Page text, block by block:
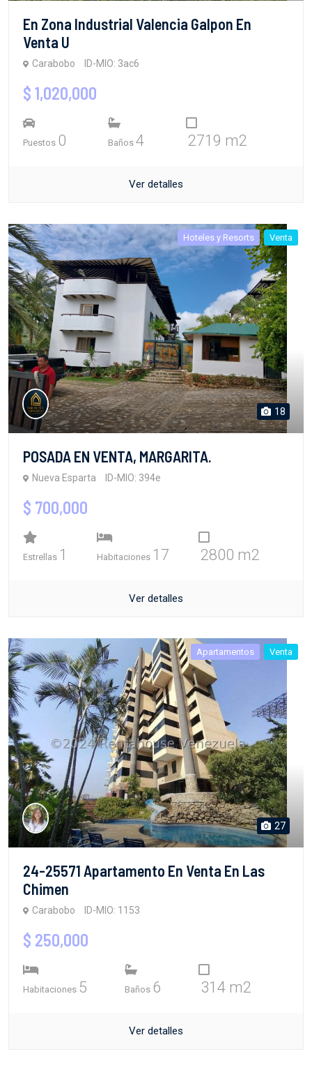
En Zona Industrial Valencia Galpon En
Venta U
Carabobo ID-MIO: 3ac6
$ 1,020,000
Puestos 0 Baños 4 2719 m2
Ver detalles
Hoteles y Resorts Venta
18
POSADA EN VENTA, MARGARITA.
Nueva Esparta ID-MIO: 394e
$ 700,000
Estrellas 1 Habitaciones 17 2800 m2
Ver detalles
Apartamentos Venta
27
24-25571 Apartamento En Venta En Las
Chimen
Carabobo ID-MIO: 1153
$ 250,000
Habitaciones 5 Baños 6 314 m2
Ver detalles